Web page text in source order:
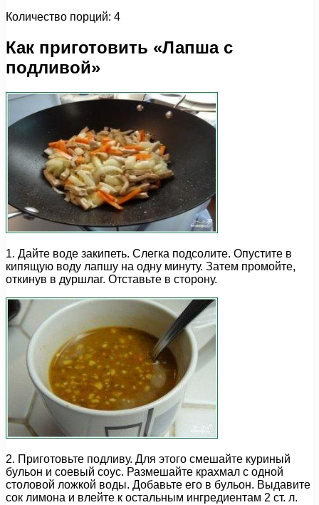
Количество порций: 4
Как приготовить «Лапша с
подливой»
1. Дайте воде закипеть. Слегка подсолите. Опустите в
кипящую воду лапшу на одну минуту. Затем промойте,
откинув в дуршлаг. Отставьте в сторону.
2. Приготовьте подливу. Для этого смешайте куриный
бульон и соевый соус. Размешайте крахмал с одной
столовой ложкой воды. Добавьте его в бульон. Выдавите
сок лимона и влейте к остальным ингредиентам 2 ст. л.